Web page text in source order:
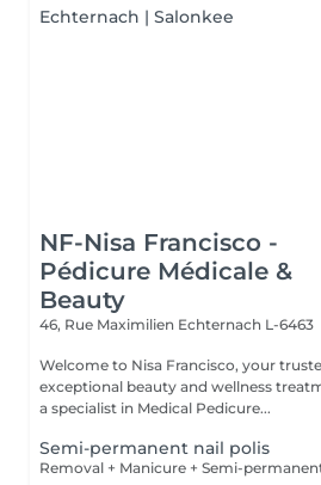
NF-Nisa Francisco -
Pédicure Médicale &
Beauty
46, Rue Maximilien Echternach L-6463
Welcome to Nisa Francisco, your
exceptional beauty and wellness
a specialist in Medical Pedicure...
Semi-permanent nail polis
Removal + Manicure + Semi-